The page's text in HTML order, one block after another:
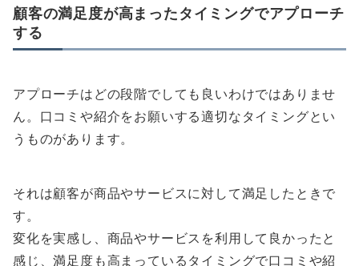
顧客の満足度が高まったタイミングでアプローチ
する
アプローチはどの段階でしても良いわけではありませ
ん。口コミや紹介をお願いする適切なタイミングとい
うものがあります。
それは顧客が商品やサービスに対して満足したときで
す。
変化を実感し、商品やサービスを利用して良かったと
感じ、満足度も高まっているタイミングで口コミや紹